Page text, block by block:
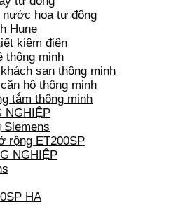
nước hoa tự động
Hune
kiệm điện
thông minh
sạn thông minh
hộ thông minh
tắm thông minh
NGHIỆP
Siemens
rộng ET200SP
NGHIỆP
HA